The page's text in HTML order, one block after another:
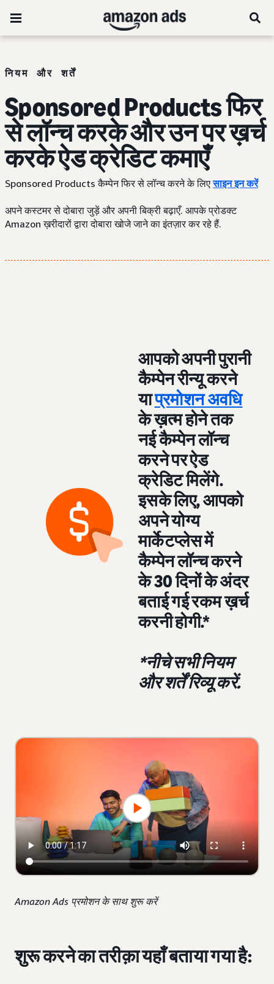
नियम और शर्तें
Sponsored Products फिर
से लॉन्च करके और उन पर ख़र्च
करके ऐड क्रेडिट कमाएँ
Sponsored Products कैम्पेन फिर से लॉन्च करने के लिएसाइन इन करें
अपने कस्टमर से दोबारा जुड़ें और अपनी बिक्री बढ़ाएँ. आपके प्रोडक्ट
Amazon ख़रीदारों द्वारा दोबारा खोजे जाने का इंतज़ार कर रहे हैं.
आपको अपनी पुरानी
कैम्पेन रीन्यू करने
याप्रमोशन अवधि
के ख़त्म होने तक
नई कैम्पेन लॉन्च
करने पर ऐड
क्रेडिट मिलेंगे.
इसके लिए, आपको
अपने योग्य
मार्केटप्लेस में
कैम्पेन लॉन्च करने
के 30 दिनों के अंदर
बताई गई रकम ख़र्च
करनी होगी.*
*नीचे सभी नियम
और शर्तें रिव्यू करें.
Amazon Ads प्रमोशन के साथ शुरू करें
शुरू करने का तरीक़ा यहाँ बताया गया है: